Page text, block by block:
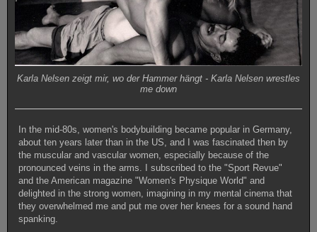
Karla Nelsen zeigt mir, wo der Hammer hängt - Karla Nelsen wrestles
me down
In the mid-80s, women's bodybuilding became popular in Germany,
about ten years later than in the US, and I was fascinated then by
the muscular and vascular women, especially because of the
pronounced veins in the arms. I subscribed to the "Sport Revue"
and the American magazine "Women's Physique World" and
delighted in the strong women, imagining in my mental cinema that
they overwhelmed me and put me over her knees for a sound hand
spanking.